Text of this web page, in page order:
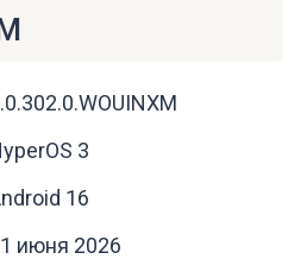
3
16
июня 2026